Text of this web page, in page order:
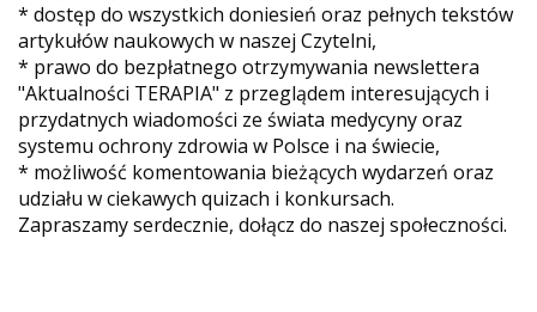
* dostęp do wszystkich doniesień oraz pełnych tekstów
artykułów naukowych w naszej Czytelni,
* prawo do bezpłatnego otrzymywania newslettera
"Aktualności TERAPIA" z przeglądem interesujących i
przydatnych wiadomości ze świata medycyny oraz
systemu ochrony zdrowia w Polsce i na świecie,
* możliwość komentowania bieżących wydarzeń oraz
udziału w ciekawych quizach i konkursach.
Zapraszamy serdecznie, dołącz do naszej społeczności.